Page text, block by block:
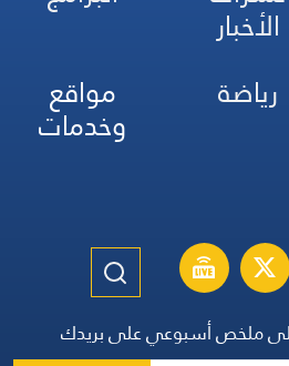
الأخبار
رياضة مواقع
وخدمات
ملخص أسبوعي على بريدك